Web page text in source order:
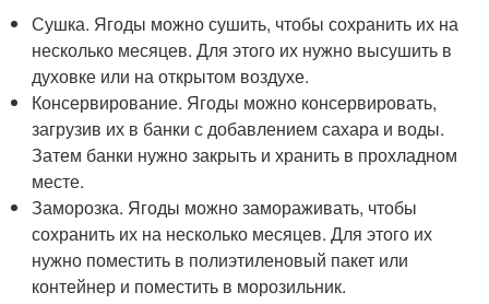
Сушка. Ягоды можно сушить, чтобы сохранить их на
несколько месяцев. Для этого их нужно высушить в
духовке или на открытом воздухе.
Консервирование. Ягоды можно консервировать,
загрузив их в банки с добавлением сахара и воды.
Затем банки нужно закрыть и хранить в прохладном
месте.
Заморозка. Ягоды можно замораживать, чтобы
сохранить их на несколько месяцев. Для этого их
нужно поместить в полиэтиленовый пакет или
контейнер и поместить в морозильник.